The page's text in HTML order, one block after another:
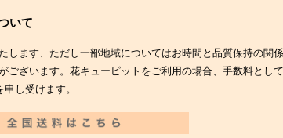
いて
します、ただし一部地域についてはお時間と品質保持の関係
ございます。花キューピットをご利用の場合、手数料とし
し受けます。